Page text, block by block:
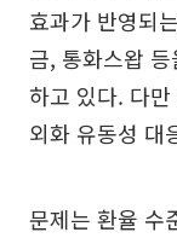
효과가 반영되
금, 통화스왑
하고 있다. 다
외화 유동성 대
문제는 환율 수